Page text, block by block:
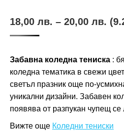
18,00 лв. – 20,00 лв.
Забавна коледна тениска :
коледна тематика в свежи
светъл празник още по-
уникални дизайни. Забавен
появява от разпукан чупещ се
Вижте още Коледни тениски